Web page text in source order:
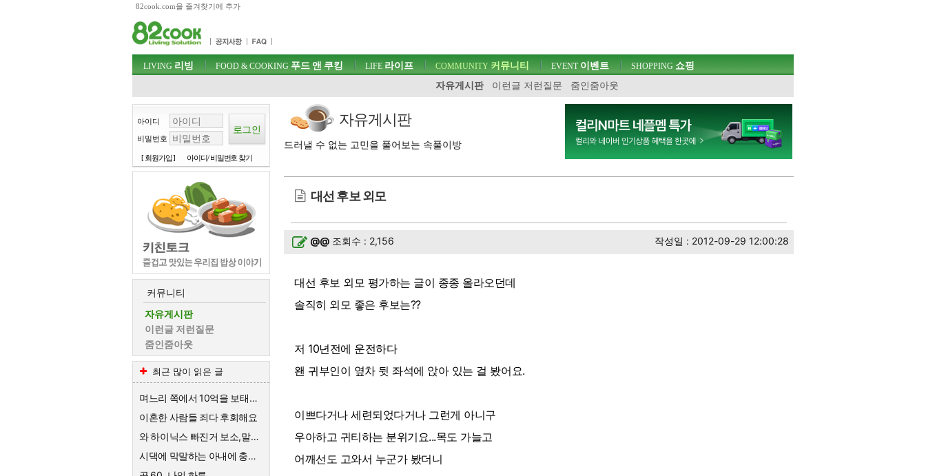
82cook.com을 즐겨찾기에 추가
주메뉴 바로가기
컨텐츠 바로가기
검색 바로가기
로그인 바로가기
주메뉴
LIVING 리빙 FOOD & COOKING 푸드 앤 쿠킹 LIFE 라이프 COMMUNITY 커뮤니티
자유게시판
이런글 저런질문 줌인줌아웃
EVENT이벤트 SHOPPING 쇼핑
아이디
비밀번호
[ 회원가입 ] 아이디/ 비밀번호 찾기
커뮤니티
자유게시판
이런글 저런질문
줌인줌아웃
최근 많이 읽은 글
며느리 쪽에서 10억을 보태준대요.
이혼한 사람들 죄다 후회해요
와 하이닉스 빠진거 보소,말이 안나옴
시댁에 막말하는 아내에 충격받은 스튜디오
자유게시판
드러낼 수 없는 고민을 풀어보는 속풀이방
대선 후보 외모
@@ 조회수 : 2,156 작성일 : 2012-09-29 12:00:28
대선 후보 외모 평가하는 글이 종종 올라오던데
솔직히 외모 좋은 후보는??
저 10년전에 운전하다
왠 귀부인이 옆차 뒷 좌석에 앉아 있는 걸 봤어요.
이쁘다거나 세련되었다거나 그런게 아니구
우아하고 귀티하는 분위기요...목도 가늘고
어깨선도 고와서 누군가 봤더니